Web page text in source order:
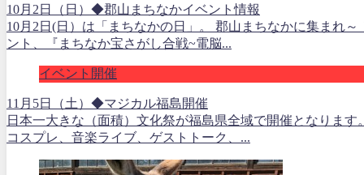
10月2日（日）◆郡山まちなかイベント情報
10月2日(日）は「まちなかの日」。 郡山まちなかに集まれ
ント、『まちなか宝さがし合戦~電脳...
イベント開催
11月5日（土）◆マジカル福島開催
日本一大きな（面積）文化祭が福島県全域で開催となりま
コスプレ、音楽ライブ、ゲストトーク、...